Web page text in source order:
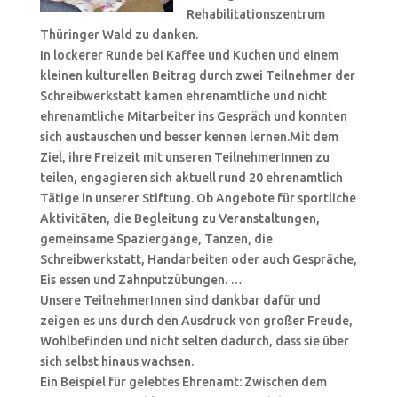
Rehabilitationszentrum
Thüringer Wald zu danken.
In lockerer Runde bei Kaffee und Kuchen und einem
kleinen kulturellen Beitrag durch zwei Teilnehmer der
Schreibwerkstatt kamen ehrenamtliche und nicht
ehrenamtliche Mitarbeiter ins Gespräch und konnten
sich austauschen und besser kennen lernen.Mit dem
Ziel, ihre Freizeit mit unseren TeilnehmerInnen zu
teilen, engagieren sich aktuell rund 20 ehrenamtlich
Tätige in unserer Stiftung. Ob Angebote für sportliche
Aktivitäten, die Begleitung zu Veranstaltungen,
gemeinsame Spaziergänge, Tanzen, die
Schreibwerkstatt, Handarbeiten oder auch Gespräche,
Eis essen und Zahnputzübungen. …
Unsere TeilnehmerInnen sind dankbar dafür und
zeigen es uns durch den Ausdruck von großer Freude,
Wohlbefinden und nicht selten dadurch, dass sie über
sich selbst hinaus wachsen.
Ein Beispiel für gelebtes Ehrenamt: Zwischen dem